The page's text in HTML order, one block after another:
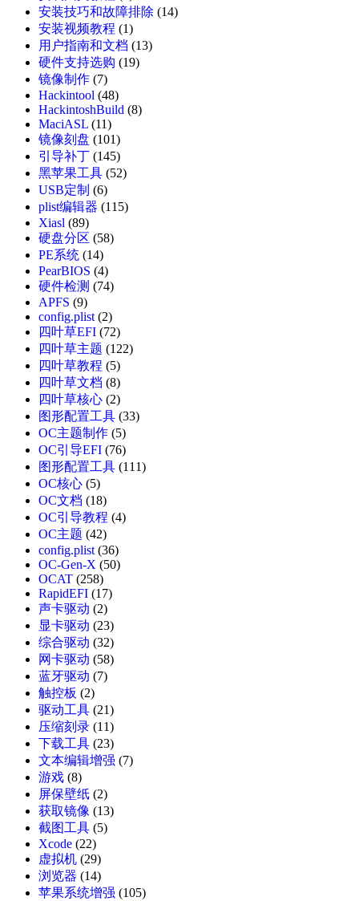
安装技巧和故障排除 (14)
安装视频教程 (1)
用户指南和文档 (13)
硬件支持选购 (19)
镜像制作 (7)
Hackintool (48)
HackintoshBuild (8)
MaciASL (11)
镜像刻盘 (101)
引导补丁 (145)
黑苹果工具 (52)
USB定制 (6)
plist编辑器 (115)
Xiasl (89)
硬盘分区 (58)
PE系统 (14)
PearBIOS (4)
硬件检测 (74)
APFS (9)
config.plist(2)
四叶草EFI (72)
四叶草主题 (122)
四叶草教程 (5)
四叶草文档 (8)
四叶草核心 (2)
图形配置工具 (33)
OC主题制作 (5)
OC引导EFI (76)
图形配置工具 (111)
OC核心 (5)
OC文档 (18)
OC引导教程 (4)
OC主题 (42)
config.plist(36)
OC-Gen-X (50)
OCAT (258)
RapidEFI (17)
声卡驱动 (2)
显卡驱动 (23)
综合驱动 (32)
网卡驱动 (58)
蓝牙驱动 (7)
触控板 (2)
驱动工具 (21)
压缩刻录 (11)
下载工具 (23)
文本编辑增强 (7)
游戏 (8)
屏保壁纸 (2)
获取镜像 (13)
截图工具 (5)
Xcode (22)
虚拟机 (29)
浏览器 (14)
苹果系统增强 (105)